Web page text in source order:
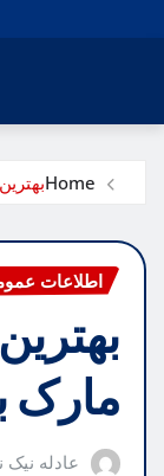
Home
اطلاعات
مارک
عادله نیک